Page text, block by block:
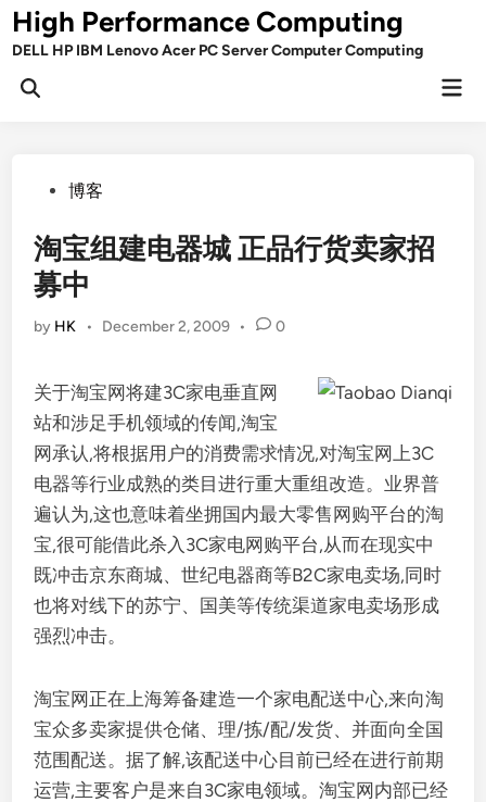
Skip
toHigh Performance Computing
DELL HP IBM Lenovo Acer PC Server Computer Computing
Open
Posted博客
淘宝组建电器城 正品行货卖家招
募中
by HK • December 2, 2009 • 0
关于淘宝网将建3C家电垂直网
站和涉足手机领域的传闻,淘宝
网承认,将根据用户的消费需求情况,对淘宝网上3C
电器等行业成熟的类目进行重大重组改造。业界普
遍认为,这也意味着坐拥国内最大零售网购平台的淘
宝,很可能借此杀入3C家电网购平台,从而在现实中
既冲击京东商城、世纪电器商等B2C家电卖场,同时
也将对线下的苏宁、国美等传统渠道家电卖场形成
强烈冲击。
淘宝网正在上海筹备建造一个家电配送中心,来向淘
宝众多卖家提供仓储、理/拣/配/发货、并面向全国
范围配送。据了解,该配送中心目前已经在进行前期
运营,主要客户是来自3C家电领域。淘宝网内部已经